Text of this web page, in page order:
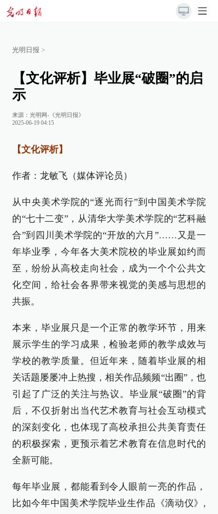
光明日报 >
【文化评析】毕业展“破圈”的启
示
来源： 光明网-《光明日报》
2025-06-19 04:15
【文化评析】
作者：龙敏飞（媒体评论员）
从中央美术学院的“逐光而行”到中国美术学院
的“七十二变”，从清华大学美术学院的“艺科融
合”到四川美术学院的“开放的六月”……又是一
年毕业季，今年各大美术院校的毕业展如约而
至，纷纷从高校走向社会，成为一个个公共文
化空间，给社会各界带来视觉的美感与思想的
共振。
本来，毕业展只是一个正常的教学环节，用来
展示学生的学习成果，检验老师的教学成效与
学校的教学质量。但近年来，随着毕业展的相
关话题屡屡冲上热搜，相关作品频频“出圈”，也
引起了广泛的关注与热议。毕业展“破圈”的背
后，不仅折射出当代艺术教育与社会互动模式
的深刻变化，也体现了高校承担公共美育责任
的积极探索，更预示着艺术教育在信息时代的
全新可能。
每年毕业展，都能看到令人眼前一亮的作品，
比如今年中国美术学院毕业生作品《滴动仪》,